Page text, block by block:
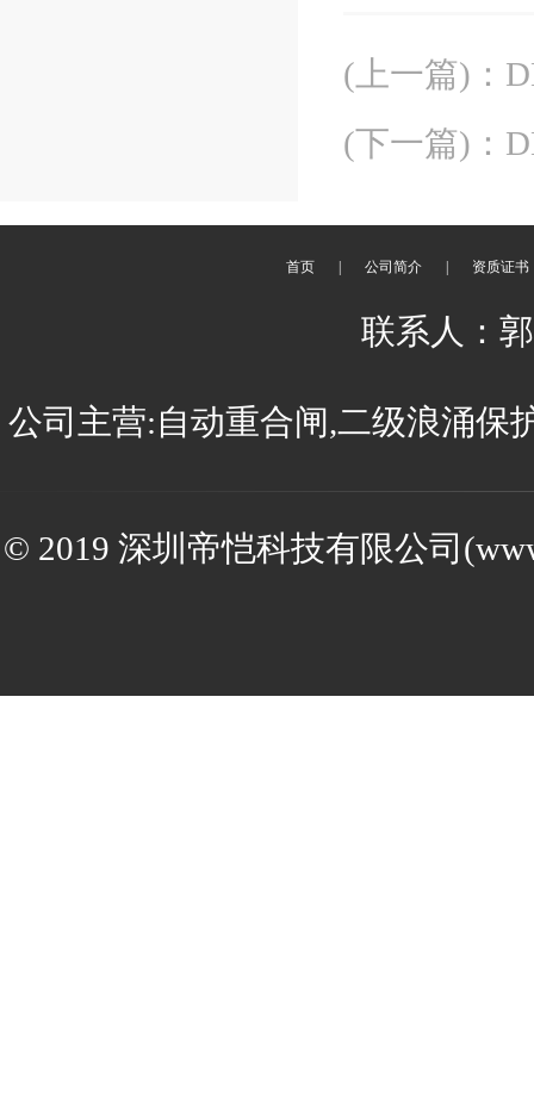
(上一篇) ：
(下一篇) ：
首页 公司简介 资质证书
联系人：
公司主营:自动重合闸,二级浪涌保
© 2019 深圳帝恺科技有限公司